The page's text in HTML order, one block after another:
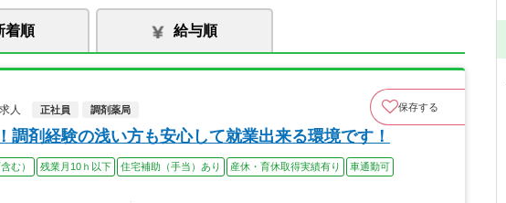
着順 給与順
人
正社員 調剤薬局 保存する
調剤経験の浅い方も安心して就業出来る環境です！
む） 残業月10ｈ以下 住宅補助（手当）あり 産休・育休取得実績有り
車通勤可